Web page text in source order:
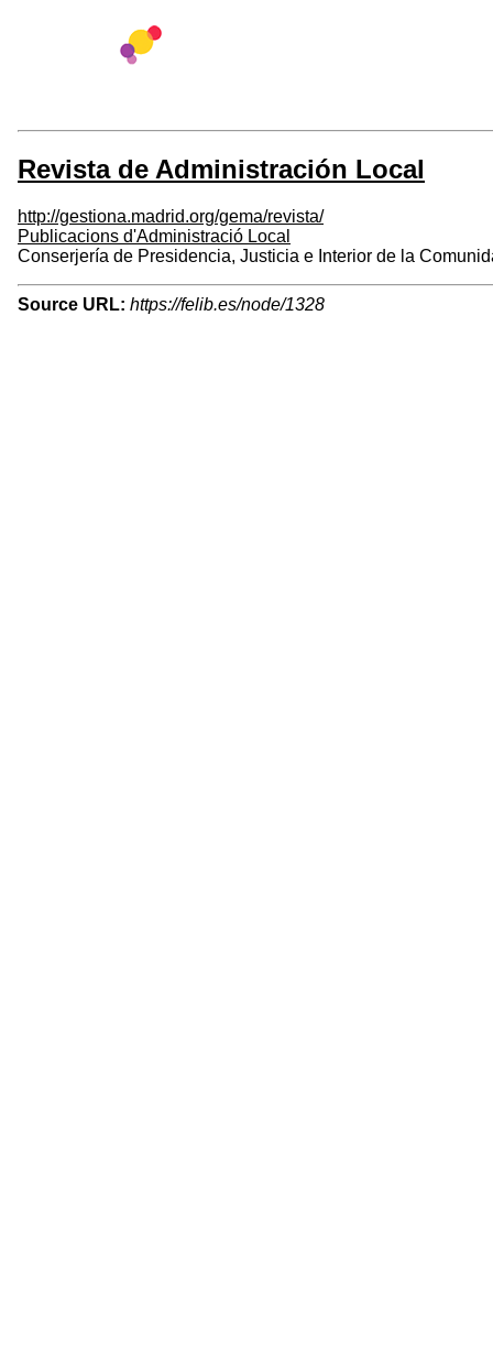
Revista de Administración Local
http://gestiona.madrid.org/gema/revista/
Publicacions d'Administració Local
Conserjería de Presidencia, Justicia e Interior de la
Source URL: https://felib.es/node/1328